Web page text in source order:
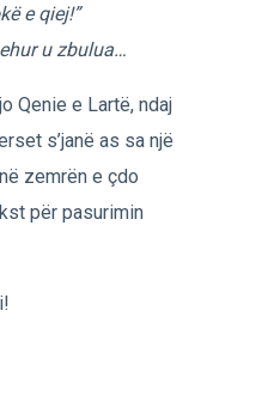
e qiej!”
u zbulua…
Qenie e Lartë, ndaj
s’janë as sa një
zemrën e çdo
për pasurimin